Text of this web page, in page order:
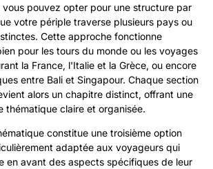
pouvez opter pour une structure par
votre périple traverse plusieurs pays ou
Cette approche fonctionne
pour les tours du monde ou les voyages
la France, l'Italie et la Grèce, ou encore
entre Bali et Singapour. Chaque section
alors un chapitre distinct, offrant une
thématique claire et organisée.
constitue une troisième option
adaptée aux voyageurs qui
en avant des aspects spécifiques de leur